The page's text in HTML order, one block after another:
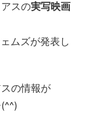
スの実写映画
ムズが発表し
の情報が